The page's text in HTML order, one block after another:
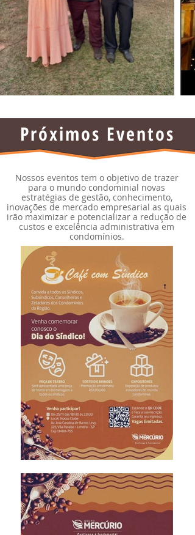
Próximos Eventos
Nossos eventos tem o objetivo de trazer
para o mundo condominial novas
estratégias de gestão, conhecimento,
inovações de mercado empresarial as quais
irão maximizar e potencializar a redução de
custos e excelência administrativa em
condomínios.